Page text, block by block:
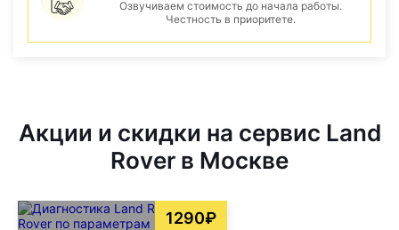
Озвучиваем стоимость до начала работы.
Честность в приоритете.
Акции и скидки на сервис Land
Rover в Москве
1290₽